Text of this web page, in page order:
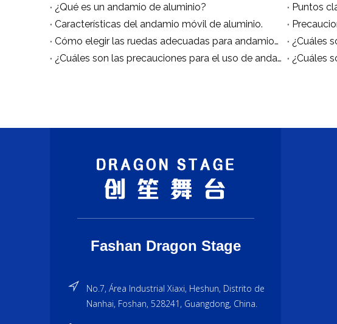
¿Qué es un andamio de aluminio?
Características del andamio móvil de aluminio.
Cómo elegir las ruedas adecuadas para andamios móviles de aluminio
¿Cuáles son las precauciones para el uso de andamios móviles?
Fashan Dragon Stage
No.7, Área Industrial Xiaxi, Heshun, Distrito de
Nanhai, Foshan, 528241, Guangdong, China.